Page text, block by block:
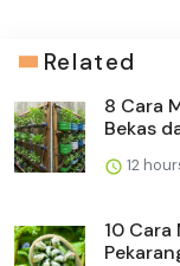
Related
8 Cara
Bekas
12
10 Cara